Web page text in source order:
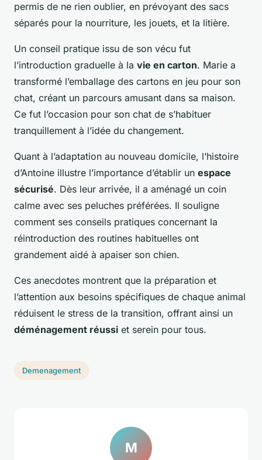
permis de ne rien oublier, en prévoyant des sacs
séparés pour la nourriture, les jouets, et la litière.
Un conseil pratique issu de son vécu fut
l’introduction graduelle à la vie en carton. Marie a
transformé l’emballage des cartons en jeu pour son
chat, créant un parcours amusant dans sa maison.
Ce fut l’occasion pour son chat de s’habituer
tranquillement à l’idée du changement.
Quant à l’adaptation au nouveau domicile, l’histoire
d’Antoine illustre l’importance d’établir un espace
sécurisé. Dès leur arrivée, il a aménagé un coin
calme avec ses peluches préférées. Il souligne
comment ses conseils pratiques concernant la
réintroduction des routines habituelles ont
grandement aidé à apaiser son chien.
Ces anecdotes montrent que la préparation et
l’attention aux besoins spécifiques de chaque animal
réduisent le stress de la transition, offrant ainsi un
déménagement réussi et serein pour tous.
Demenagement
M